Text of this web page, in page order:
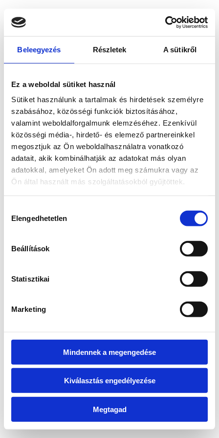
Beleegyezés Részletek A sütikről
Ez a weboldal sütiket használ
Sütiket használunk a tartalmak és hirdetések személyre
szabásához, közösségi funkciók biztosításához,
valamint weboldalforgalmunk elemzéséhez. Ezenkívül
közösségi média-, hirdető- és elemező partnereinkkel
megosztjuk az Ön weboldalhasználatra vonatkozó
adatait, akik kombinálhatják az adatokat más olyan
adatokkal, amelyeket Ön adott meg számukra vagy az
Ön által használt más szolgáltatásokból gyűjtöttek.
kiválasztása
Elengedhetetlen
Beállítások
Statisztikai
Marketing
Mindennek a megengedése
Kiválasztás engedélyezése
Megtagad
loadingwww.bicapp.hu
(see the browser console for more